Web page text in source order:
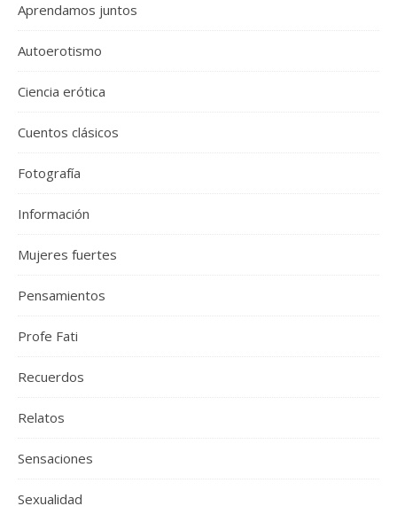
Aprendamos juntos
Autoerotismo
Ciencia erótica
Cuentos clásicos
Fotografía
Información
Mujeres fuertes
Pensamientos
Profe Fati
Recuerdos
Relatos
Sensaciones
Sexualidad